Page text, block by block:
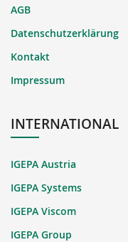
AGB
Datenschutzerklärung
Kontakt
Impressum
INTERNATIONAL
IGEPA Austria
IGEPA Systems
IGEPA Viscom
IGEPA Group